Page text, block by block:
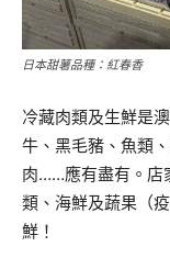
日本甜薯品種：紅春香
冷藏肉類及生鮮是
牛、黑毛豬、魚類
肉……應有盡有。店
類、海鮮及蔬果（
鮮！